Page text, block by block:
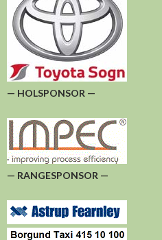
— HOLSPONSOR —
— RANGESPONSOR —